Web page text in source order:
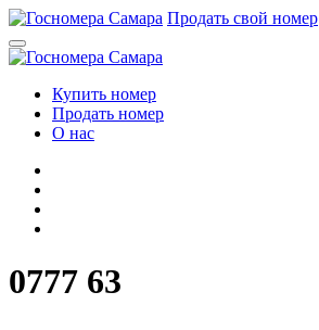
Перейти
к
содержимому
Продать свой номер
Купить номер
Продать номер
О нас
0777 63